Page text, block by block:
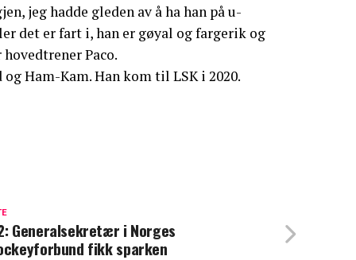
jeg hadde gleden av å ha han på u-
det er fart i, han er gøyal og fargerik og
Paco.
Ham-Kam. Han kom til LSK i 2020.
Generalsekretær i Norges
fikk sparken